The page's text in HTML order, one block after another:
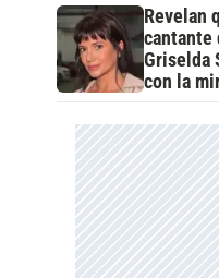
Revelan
cantante
Griselda
con la